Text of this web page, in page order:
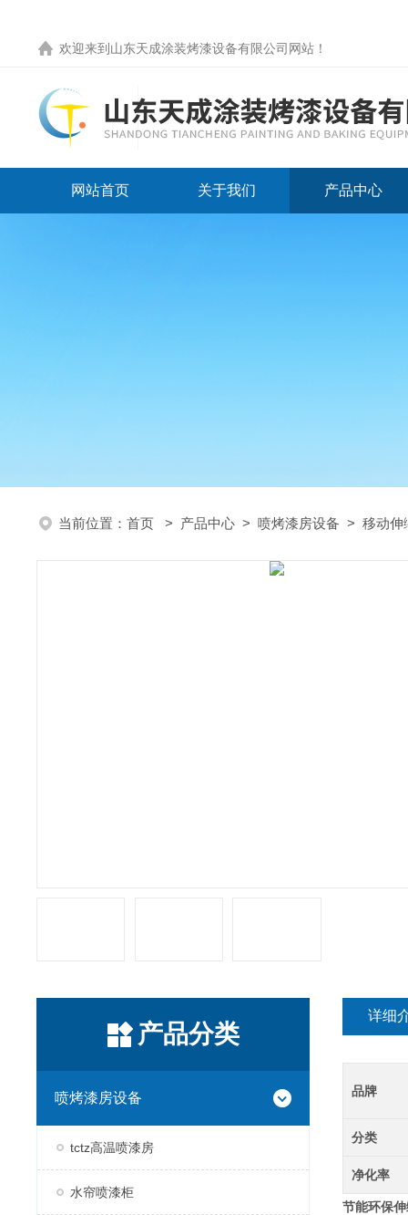
欢迎来到 山东天成涂装烤漆设备有限公司网站 ！
网站首页 关于我们 产品中心
当前位置： 首页 > 产品中心 > 喷烤漆房设备 > 移动伸
产品分类
喷烤漆房设备
tctz高温喷漆房
水帘喷漆柜
详细
品牌
分类
净化率
节能环保